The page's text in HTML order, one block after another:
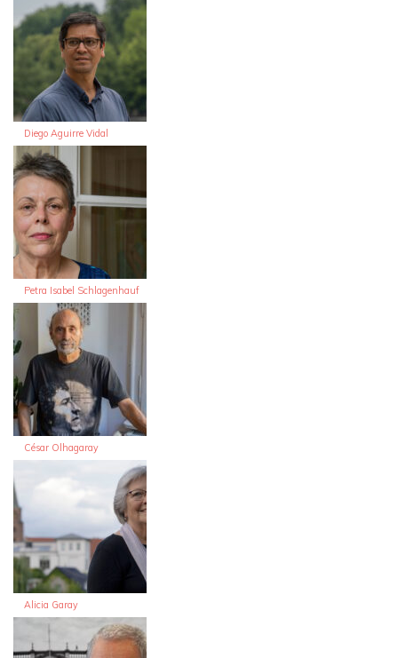
Diego Aguirre Vidal
Petra Isabel Schlagenhauf
César Olhagaray
Alicia Garay